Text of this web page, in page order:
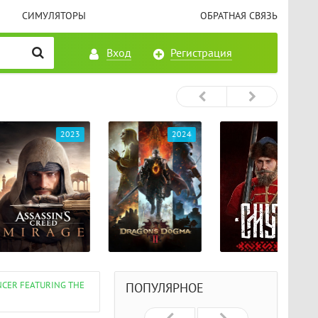
СИМУЛЯТОРЫ ОБРАТНАЯ СВЯЗЬ
Вход Регистрация
2023 2024 2024
FEATURING THE
ПОПУЛЯРНОЕ